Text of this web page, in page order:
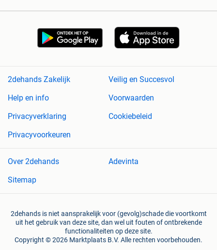
2dehands Zakelijk
Veilig en Succesvol
Help en info
Voorwaarden
Privacyverklaring
Cookiebeleid
Privacyvoorkeuren
Over 2dehands
Adevinta
Sitemap
2dehands is niet aansprakelijk voor (gevolg)schade die voortkomt
uit het gebruik van deze site, dan wel uit fouten of ontbrekende
functionaliteiten op deze site.
Copyright © 2026 Marktplaats B.V. Alle rechten voorbehouden.